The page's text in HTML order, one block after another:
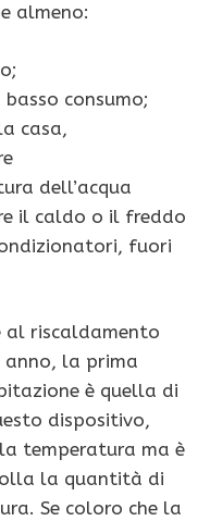
almeno:
consumo;
casa,
dell’acqua
il caldo o il freddo
fuori
al riscaldamento
la prima
è quella di
dispositivo,
temperatura ma è
la quantità di
Se coloro che la